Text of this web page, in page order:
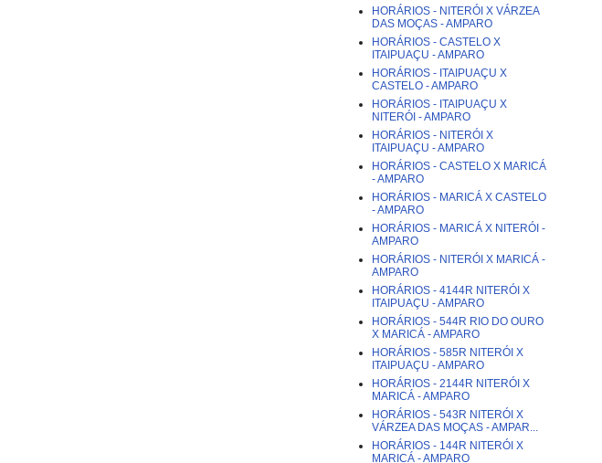
HORÁRIOS - NITERÓI X VÁRZEA
DAS MOÇAS - AMPARO
HORÁRIOS - CASTELO X
ITAIPUAÇU - AMPARO
HORÁRIOS - ITAIPUAÇU X
CASTELO - AMPARO
HORÁRIOS - ITAIPUAÇU X
NITERÓI - AMPARO
HORÁRIOS - NITERÓI X
ITAIPUAÇU - AMPARO
HORÁRIOS - CASTELO X MARICÁ
- AMPARO
HORÁRIOS - MARICÁ X CASTELO
- AMPARO
HORÁRIOS - MARICÁ X NITERÓI -
AMPARO
HORÁRIOS - NITERÓI X MARICÁ -
AMPARO
HORÁRIOS - 4144R NITERÓI X
ITAIPUAÇU - AMPARO
HORÁRIOS - 544R RIO DO OURO
X MARICÁ - AMPARO
HORÁRIOS - 585R NITERÓI X
ITAIPUAÇU - AMPARO
HORÁRIOS - 2144R NITERÓI X
MARICÁ - AMPARO
HORÁRIOS - 543R NITERÓI X
VÁRZEA DAS MOÇAS - AMPAR...
HORÁRIOS - 144R NITERÓI X
MARICÁ - AMPARO